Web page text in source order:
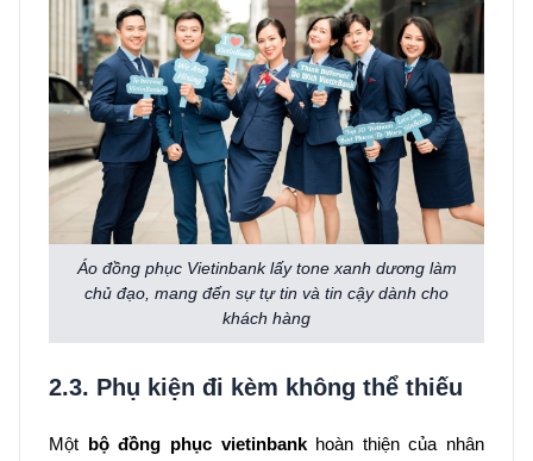
Áo đồng phục Vietinbank lấy tone xanh dương làm
chủ đạo, mang đến sự tự tin và tin cậy dành cho
khách hàng
2.3. Phụ kiện đi kèm không thể thiếu
Một bộ đồng phục vietinbankhoàn thiện của nhân